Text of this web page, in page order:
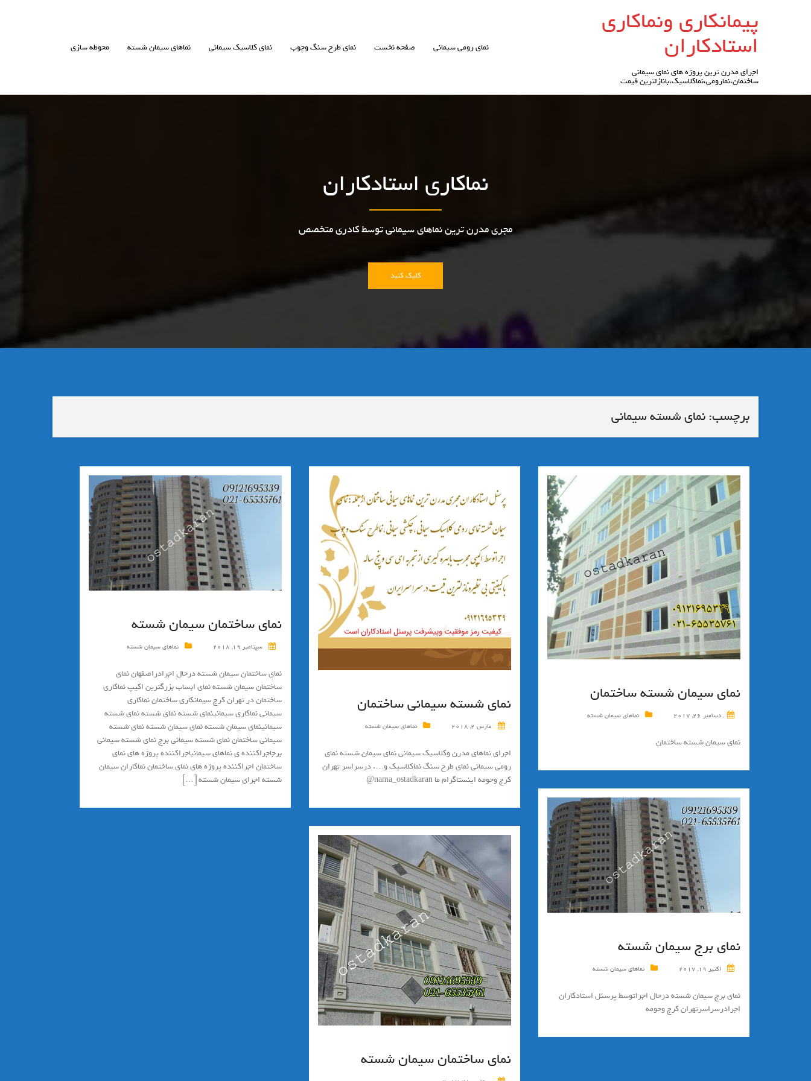
پیمانکاری ونماکاری
استادکاران
اجرای مدرن ترین پروژه های نمای سیمانی
ساختمان،نمارومی،نماکلاسیک،بانازلترین قیمت
نمای رومی سیمانی صفحه نخست نمای طرح سنگ وچوب نمای کلاسیک سیمانی نماهای سیمان شسته محوطه سازی
نماکاری استادکاران
مجری مدرن ترین نماهای سیمانی توسط کادری متخصص
کلیک کنید
برچسب:نمای شسته سیمانی
نمای ساختمان سیمان شسته
سپتامبر 19, 2018 نماهای سیمان شسته
نمای ساختمان سیمان شسته درحال اجرادراصفهان نمای
ساختمان سیمان شسته نمای ابساب بزرگترين اكيپ نماكاري
ساختمان در تهران كرج سیمانکاری ساختمان نماکاری
سیمانی نماکاری سیمانینمای شسته نمای شسته نمای شسته
سیمانینمای سیمان شسته نمای سیمان شسته نمای شسته
سیمانی ساختمان نمای شسته سیمانی برج نمای شسته سیمانی
برجاجراکننده ی نماهای سیمانیاجراکننده پروژه های نمای
ساختمان اجراکننده پروژه های نمای ساختمان نماکاران سیمان
شسته اجرای سیمان شسته […]
نمای شسته سیمانی ساختمان
مارس 2, 2018 نماهای سیمان شسته
اجرای نماهای مدرن وکلاسیک سیمانی نمای سیمان شسته نمای
رومی سیمانی نمای طرح سنگ نماکلاسیک و…. درسراسر تهران
کرج وحومه اینستاگرام ما nama_ostadkaran@
نمای سیمان شسته ساختمان
دسامبر 26, 2017 نماهای سیمان شسته
نمای سیمان شسته ساختمان
نمای برج سیمان شسته
اکتبر 19, 2017 نماهای سیمان شسته
نمای برج سیمان شسته درحال اجراتوسط پرسنل استادکاران
اجرادرسراسرتهران كرج وحومه
نمای ساختمان سیمان شسته